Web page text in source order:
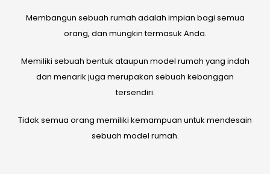
Membangun sebuah rumah adalah impian bagi semua
orang, dan mungkin termasuk Anda.
Memiliki sebuah bentuk ataupun model rumah yang indah
dan menarik juga merupakan sebuah kebanggan
tersendiri.
Tidak semua orang memiliki kemampuan untuk mendesain
sebuah model rumah.